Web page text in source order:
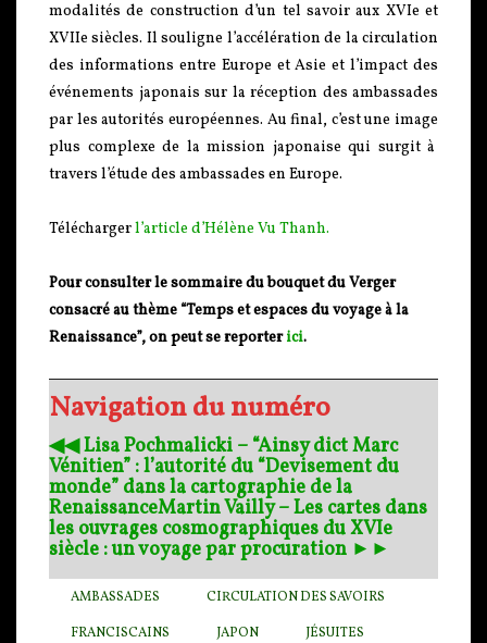
modalités de construction d’un tel savoir aux XVIe et
XVIIe siècles. Il souligne l’accélération de la circulation
des informations entre Europe et Asie et l’impact des
événements japonais sur la réception des ambassades
par les autorités européennes. Au final, c’est une image
plus complexe de la mission japonaise qui surgit à
travers l’étude des ambassades en Europe.
Téléchargerl’article d’Hélène Vu Thanh.
Pour consulter le sommaire du bouquet du Verger
consacré au thème “Temps et espaces du voyage à la
Renaissance”, on peut se reporterici.
Navigation du numéro
◀︎◀︎ Lisa Pochmalicki – “Ainsy dict Marc
Vénitien” : l’autorité du “Devisement du
monde” dans la cartographie de la
RenaissanceMartin Vailly – Les cartes dans
les ouvrages cosmographiques du XVIe
siècle : un voyage par procuration ►►
AMBASSADES CIRCULATION DES SAVOIRS
FRANCISCAINS JAPON JÉSUITES